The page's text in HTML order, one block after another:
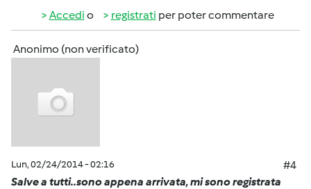
Accedi o registrati per poter commentare
Anonimo (non verificato)
Lun, 02/24/2014 - 02:16
#4
Salve a tutti..sono appena arrivata, mi sono registrata